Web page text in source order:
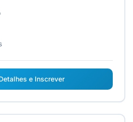
e Inscrever